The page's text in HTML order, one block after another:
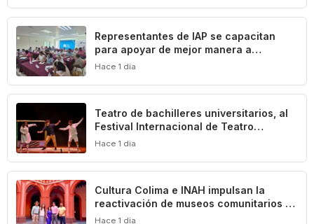
Representantes de IAP se capacitan
para apoyar de mejor manera a
población vulnerable del estado de
Hace 1 dia
Teatro de bachilleres universitarios, al
Festival Internacional de Teatro
Universitario de la UNAM
Hace 1 dia
Cultura Colima e INAH impulsan la
reactivación de museos comunitarios en
el estado
Hace 1 dia